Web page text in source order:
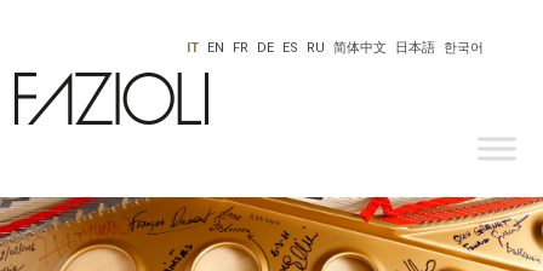
한국어
日本語
IT EN FR DE ES RU 简体中文